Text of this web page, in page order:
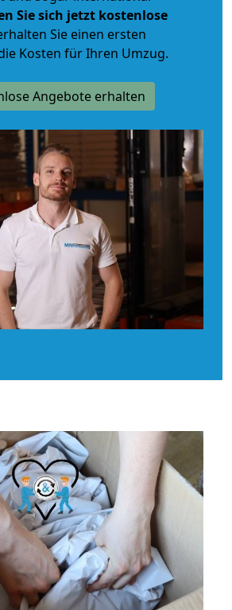
Sie sich jetzt kostenlose
Sie einen ersten
Kosten für Ihren Umzug.
Angebote erhalten